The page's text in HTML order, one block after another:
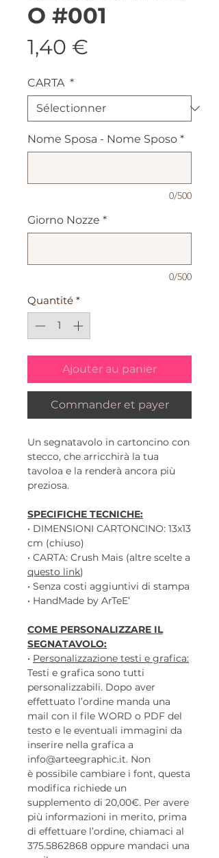
O #001
1,40 €
CARTA *
Nome Sposa - Nome Sposo *
0/500
Giorno Nozze *
0/500
Quantité *
Ajouter au panier
Commander et payer
Un segnatavolo in cartoncino con
stecco, che arricchirà la tua
tavoloa e la renderà ancora più
preziosa.
SPECIFICHE TECNICHE:
• DIMENSIONI CARTONCINO: 13x13
cm (chiuso)
• CARTA: Crush Mais (altre scelte a
questo link)
• Senza costi aggiuntivi di stampa
• HandMade by ArTeE’
COME PERSONALIZZARE IL
SEGNATAVOLO:
• Personalizzazione testi e grafica:
Testi e grafica sono tutti
personalizzabili. Dopo aver
effettuato l’ordine manda una
mail con il file WORD o PDF del
testo e le eventuali immagini da
inserire nella grafica a
info@arteegraphic.it. Non
è possibile cambiare i font, questa
modifica richiede un
supplemento di 20,00€. Per avere
più informazioni in merito, prima
di effettuare l’ordine, chiamaci al
375.5862868 oppure mandaci una